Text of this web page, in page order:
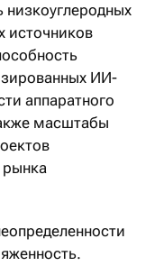
низкоуглеродных
источников
ИИ-
аппаратного
масштабы
рынка